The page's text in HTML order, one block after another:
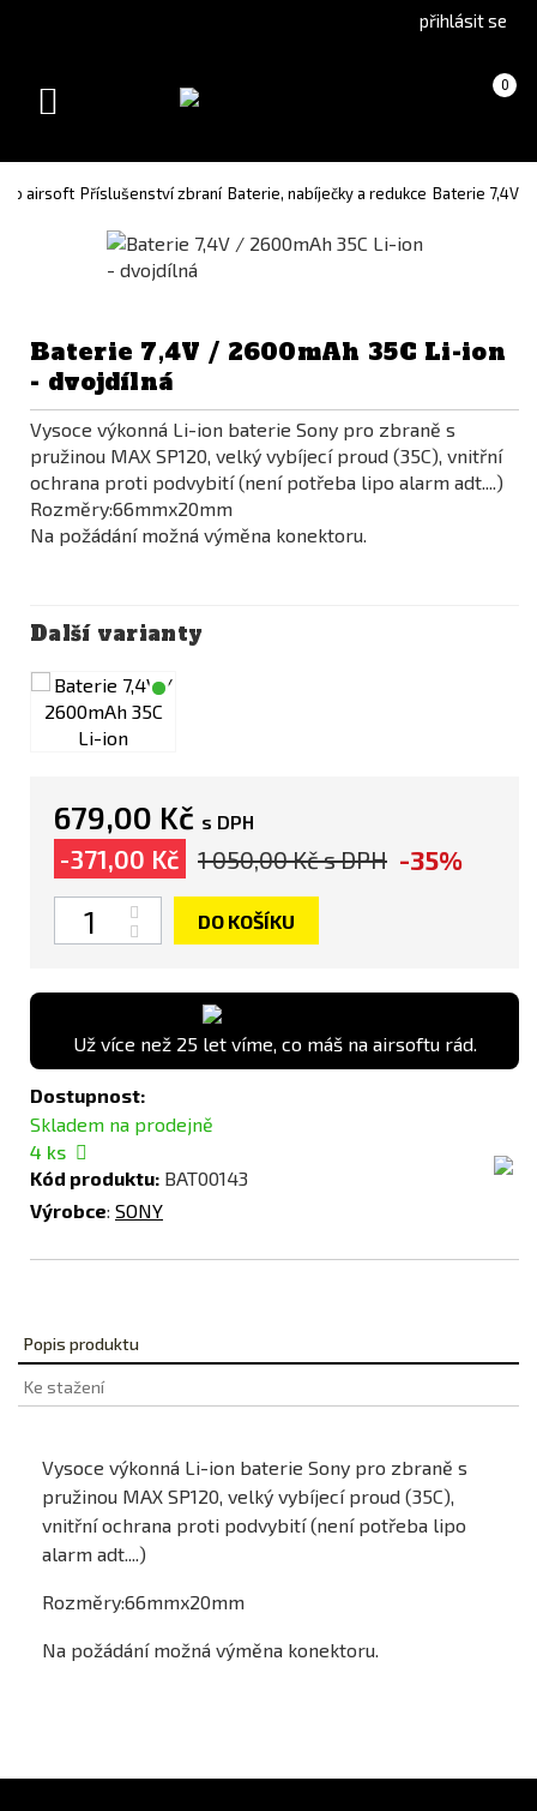
version(Slovak)
přihlásit se
Košík 0
(prázdný)
Toggle
airsoft Příslušenství zbraní Baterie, nabíječky a redukce Baterie 7,4V
Baterie 7,4V / 2600mAh 35C Li-ion
- dvojdílná
Vysoce výkonná Li-ion baterie Sony pro zbraně s
pružinou MAX SP120, velký vybíjecí proud (35C), vnitřní
ochrana proti podvybití (není potřeba lipo alarm adt....)
Rozměry:66mmx20mm
Na požádání možná výměna konektoru.
Další varianty
679,00 Kč s DPH
-371,00 Kč 1 050,00 Kčs DPH -35%
Počet
DO KOŠÍKU
Už více než 25 let víme, co máš na airsoftu rád.
Dostupnost:
Skladem na prodejně
4 ks
Kód produktu: BAT00143
Výrobce: SONY
Popis produktu
Ke stažení
Vysoce výkonná Li-ion baterie Sony pro zbraně s
pružinou MAX SP120, velký vybíjecí proud (35C),
vnitřní ochrana proti podvybití (není potřeba lipo
alarm adt....)
Rozměry:66mmx20mm
Na požádání možná výměna konektoru.